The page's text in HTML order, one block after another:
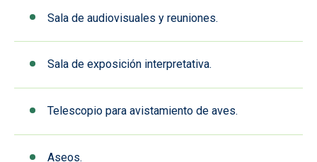
Sala de audiovisuales y reuniones.
Sala de exposición interpretativa.
Telescopio para avistamiento de aves.
Aseos.